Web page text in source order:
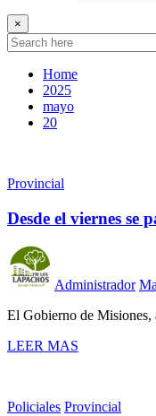
×
Home
2025
mayo
20
Provincial
Desde el viernes se
Administrador
El Gobierno de
LEER MAS
Policiales Provincial